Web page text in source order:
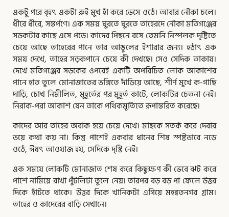
একটু পরে বৃহৎ একটা রুই মুখ হাঁ করে ভেসে ওঠে। আবার নৌকা চলে।
ধীরে ধীরে, সন্তর্পণে। এক সময় ঘুরতে ঘুরতে তাহেরদে নৌকা মতিগঞ্জের
সড়কটার কাছে এসে পড়ে। কাদের পিছনে বসে তেমনি নিস্পলক দৃষ্টিতে
চেয়ে আছে তাহেরের পানে তার আঙুলের ইশারার জন্য। হঠাৎ এক
সময় দেখে, তাহের সড়কপানে চেয়ে কী দেখছে। সেও সেদিক তাকায়।
দেখে মতিগঞ্জের সড়কের ওপরেই একটি অপরিচিত লোক আকাশের
পানে হাত তুলে মোনাজাতের ভঙ্গিতে দাঁড়িয়ে আছে, শীর্ণ মুখে ক-গাছি
দাড়ি, চোখ নিমীলিত, মুহূর্তের পর মুহূর্ত কাটে, লোকটির চেতনা নেই।
নিরাক-পরা আকাশ যেন তাকে পথিকমূর্তিতে রূপান্তরিত করেছে।
কাদের আর তাহের অবাক হয়ে চেয়ে দেখে। মাছকে সতর্ক করে দেবার
ভয়ে কথা কয় না। কিন্তু পাশেই একবার ধানের শিষ স্পষ্টভাবে নড়ে
ওঠে, ঈষৎ আওয়াজ হয়, সেদিকে দৃষ্টি নেই।
এক সময়ে লোকটি মোনাজাত শেষ করে কিছুক্ষণ কী ভেবে ঝট করে
পাশে নামিয়ে রাখা পুঁটলিটা তুলে নেয়। তারপর বড় বড় পা ফেলে উত্তর
দিকে হাঁটতে থাকে। উত্তর দিকে খানিকটা এগিয়ে মহব্বতনগর গ্রাম।
তাহের ও কাদেরের বাড়ি সেখানে।